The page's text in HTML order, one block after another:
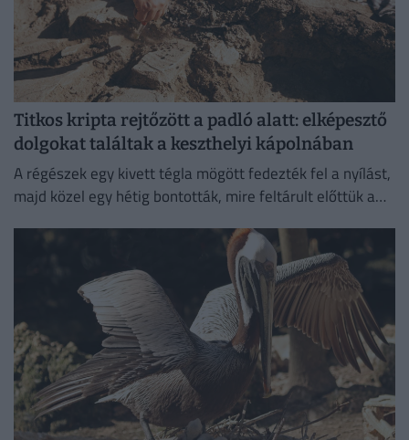
Titkos kripta rejtőzött a padló alatt: elképesztő
dolgokat találtak a keszthelyi kápolnában
A régészek egy kivett tégla mögött fedezték fel a nyílást,
majd közel egy hétig bontották, mire feltárult előttük a